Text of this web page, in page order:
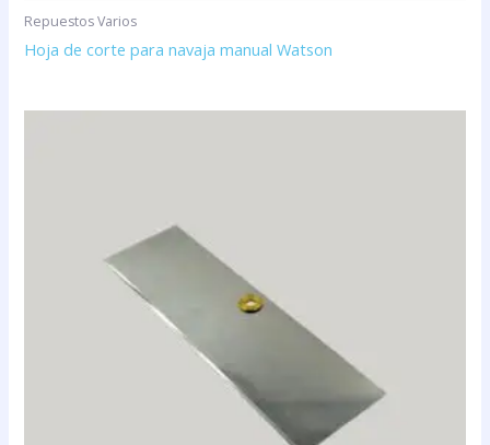
Repuestos Varios
Hoja de corte para navaja manual Watson